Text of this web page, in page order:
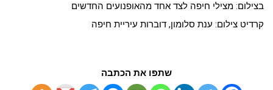
בצילום: מצילי חיפה לצד אחד מהאופנועים החדשים
קרדיט צילום: ענת סלומון, דוברות עיריית חיפה
שתפו את הכתבה